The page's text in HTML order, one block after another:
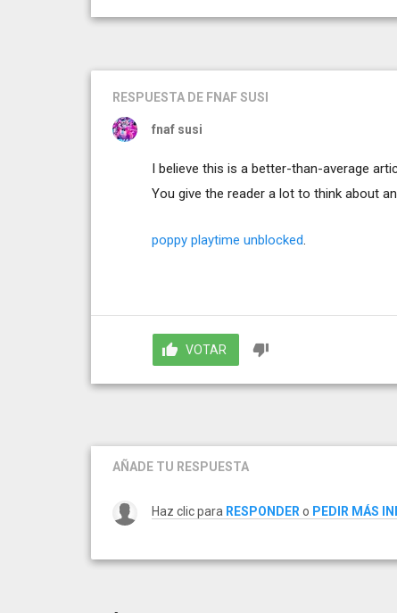
RESPUESTA DE FNAF SUSI
fnaf susi
I believe this is a better-than-average
You give the reader a lot to think about
poppy playtime unblocked.
VOTAR
AÑADE TU RESPUESTA
Haz clic para RESPONDER o PEDIR MÁS